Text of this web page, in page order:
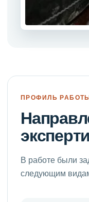
ПРОФИЛЬ
В работе были
следующим